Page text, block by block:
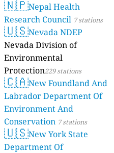
🇳🇵Nepal Health
Research Council 7 stations
🇺🇸Nevada NDEP
Nevada Division of
Environmental
Protection229 stations
🇨🇦New Foundland And
Labrador Department Of
Environment And
Conservation 7 stations
🇺🇸New York State
Department Of